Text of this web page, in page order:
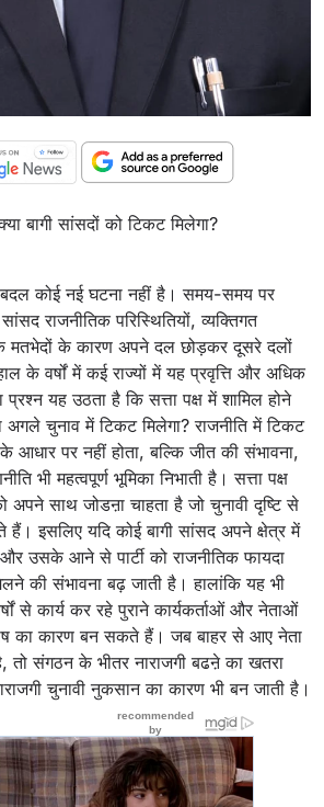
बागी सांसदों को टिकट मिलेगा?
बदल कोई नई घटना नहीं है। समय-समय पर
राजनीतिक परिस्थितियों, व्यक्तिगत
मतभेदों के कारण अपने दल छोड़कर दूसरे दलों
के वर्षों में कई राज्यों में यह प्रवृत्ति और अधिक
यह उठता है कि सत्ता पक्ष में शामिल होने
अगले चुनाव में टिकट मिलेगा? राजनीति में टिकट
के आधार पर नहीं होता, बल्कि जीत की संभावना,
भी महत्वपूर्ण भूमिका निभाती है। सत्ता पक्ष
साथ जोडऩा चाहता है जो चुनावी दृष्टि से
हैं। इसलिए यदि कोई बागी सांसद अपने क्षेत्र में
उसके आने से पार्टी को राजनीतिक फायदा
की संभावना बढ़ जाती है। हालांकि यह भी
से कार्य कर रहे पुराने कार्यकर्ताओं और नेताओं
का कारण बन सकते हैं। जब बाहर से आए नेता
तो संगठन के भीतर नाराजगी बढऩे का खतरा
चुनावी नुकसान का कारण भी बन जाती है।